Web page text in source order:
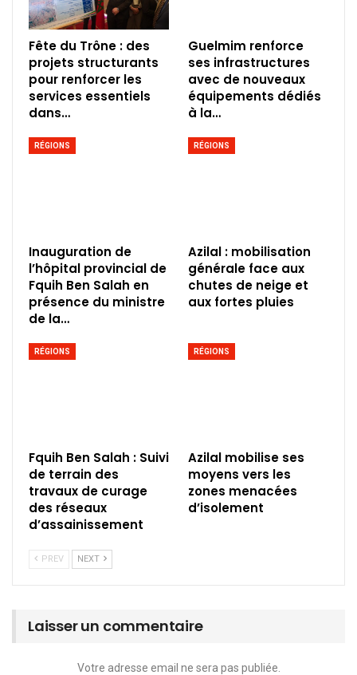
Fête du Trône : des
projets structurants
pour renforcer les
services essentiels
dans…
Guelmim renforce
ses infrastructures
avec de nouveaux
équipements dédiés
à la…
RÉGIONS
Inauguration de
l’hôpital provincial de
Fquih Ben Salah en
présence du ministre
de la…
RÉGIONS
Azilal : mobilisation
générale face aux
chutes de neige et
aux fortes pluies
RÉGIONS
Fquih Ben Salah : Suivi
de terrain des
travaux de curage
des réseaux
d’assainissement
RÉGIONS
Azilal mobilise ses
moyens vers les
zones menacées
d’isolement
PREV NEXT
Laisser un commentaire
Votre adresse email ne sera pas publiée.